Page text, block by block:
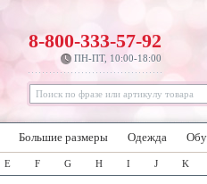
8-800-333-57-92
ПН-ПТ, 10:00-18:00
Большие размеры Одежда
E F G H I J K